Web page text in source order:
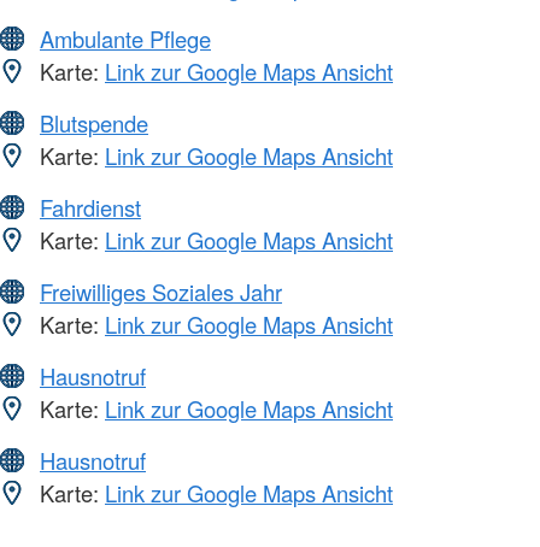
Ambulante Pflege
Karte: Link zur Google Maps Ansicht
Blutspende
Karte: Link zur Google Maps Ansicht
Fahrdienst
Karte: Link zur Google Maps Ansicht
Freiwilliges Soziales Jahr
Karte: Link zur Google Maps Ansicht
Hausnotruf
Karte: Link zur Google Maps Ansicht
Hausnotruf
Karte: Link zur Google Maps Ansicht